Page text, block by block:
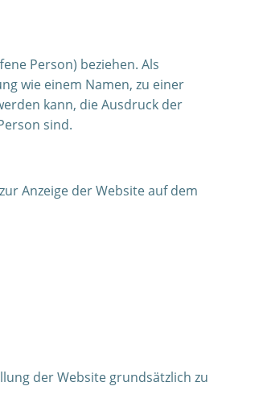
Person) beziehen. Als
wie einem Namen, zu einer
kann, die Ausdruck der
sind.
Anzeige der Website auf dem
der Website grundsätzlich zu